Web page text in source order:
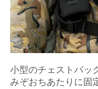
小型のチェストバッ
みぞおちあたりに固